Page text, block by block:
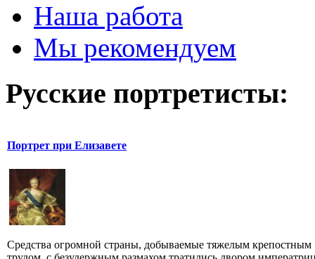
Наша работа
Мы рекомендуем
Русские портретисты:
Портрет при Елизавете
Средства огромной страны, добываемые тяжелым крепостным